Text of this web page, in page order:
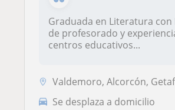
Graduada en Literatura con
de profesorado y
centros educativos...
Valdemoro, Alcorcón, Getafe, Madrid
Se desplaza a domicilio